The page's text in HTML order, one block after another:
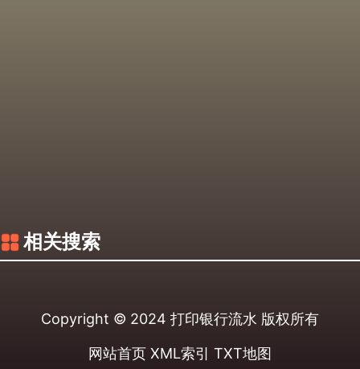
相关搜索
Copyright © 2024 打印银行流水 版权所有
网站首页 XML索引 TXT地图